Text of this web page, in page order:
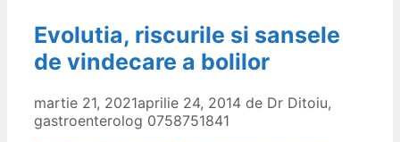
Evolutia, riscurile si sansele
de vindecare a bolilor
martie 21, 2021aprilie 24, 2014 de Dr Ditoiu,
gastroenterolog 0758751841